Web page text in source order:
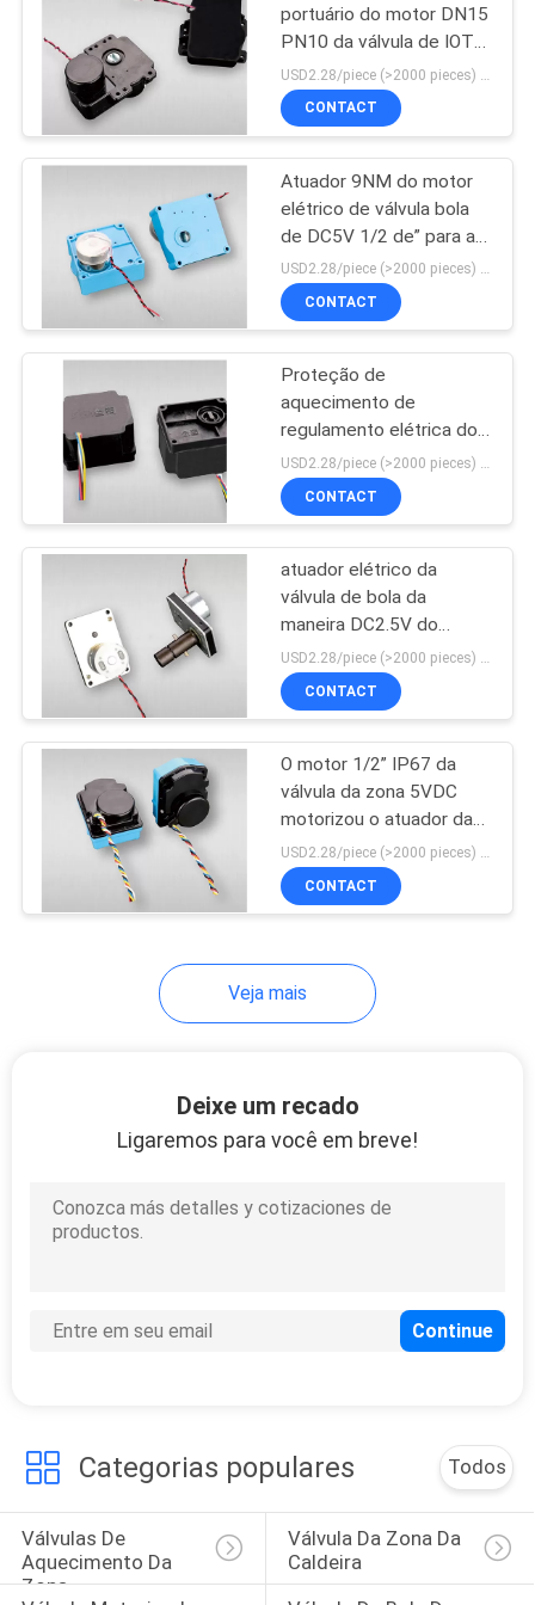
Alojamento do
medidor de água
62
medidor
eletromagnético do
volume de água
Medidor de água
esperto residencial
Bomba de
pneumática
25
Bomba de
diafragma elétrica
tubulação sulcado
31
portuário do motor DN15
PN10 da válvula de IOT
Smart DC2.5V 2
CONTACT
Atuador 9NM do motor
elétrico de válvula bola
de DC5V 1/2 de” para a
automatização da ATAC USD2.28/piece (>2000 pieces) USD2.5 / piece (1000 - 2000 pieces) MOQ:1000 partes
CONTACT
Proteção de
aquecimento de
regulamento elétrica do
motor DN20 IP66 da
válvula da zona
USD2.28/piece (>2000 pieces) USD2.5 / piece (1000 - 2000 pieces) MOQ:1000 partes
CONTACT
atuador elétrico da
válvula de bola da
maneira DC2.5V do
motor 2 da válvula da
zona 450mA
CONTACT
O motor 1/2” IP67 da
válvula da zona 5VDC
motorizou o atuador da
válvula de controle
CONTACT
Veja mais
Deixe um recado
Ligaremos para você em breve!
Categorias populares Todos
Válvulas De
Aquecimento Da
Zona
Válvula Da Zona Da
Caldeira